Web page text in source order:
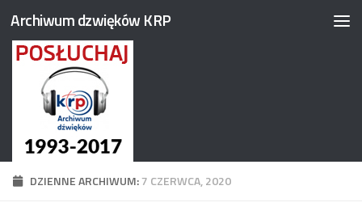
Przejdź do treści
Archiwum dzwięków KRP
DZIENNE ARCHIWUM:7 CZERWCA, 2020